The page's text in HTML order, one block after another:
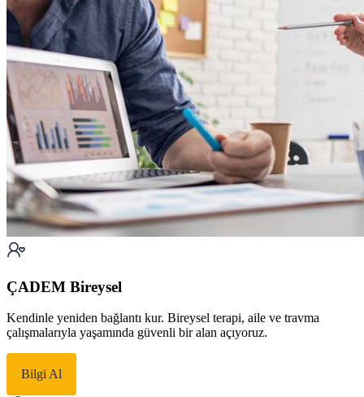
ÇADEM Bireysel
Kendinle yeniden bağlantı kur. Bireysel terapi, aile ve travma
çalışmalarıyla yaşamında güvenli bir alan açıyoruz.
Bilgi Al